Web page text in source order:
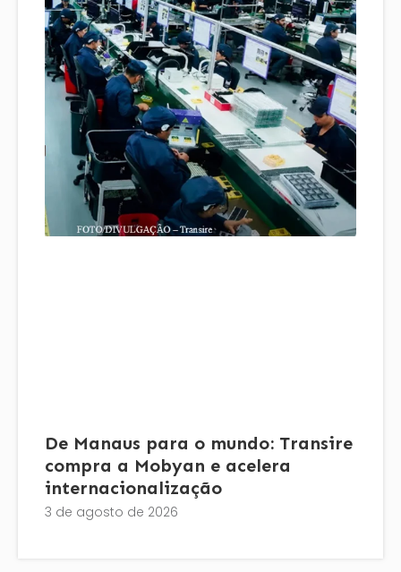
De Manaus para o mundo: Transire
compra a Mobyan e acelera
internacionalização
3 de agosto de 2026